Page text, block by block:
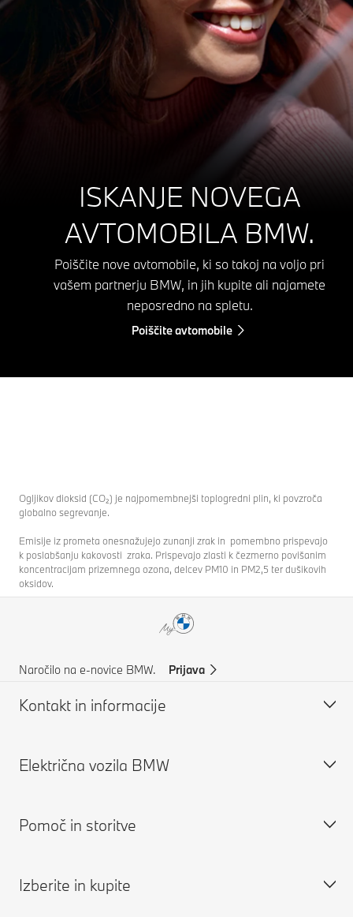
ISKANJE NOVEGA
AVTOMOBILA BMW.
Poiščite nove avtomobile, ki so takoj na voljo pri
vašem partnerju BMW, in jih kupite ali najamete
neposredno na spletu.
Poiščite avtomobile
Ogljikov dioksid (CO₂) je najpomembnejši toplogredni plin, ki povzroča
globalno segrevanje.
Emisije iz prometa onesnažujejo zunanji zrak in pomembno prispevajo
k poslabšanju kakovosti zraka. Prispevajo zlasti k čezmerno povišanim
koncentracijam prizemnega ozona, delcev PM10 in PM2,5 ter dušikovih
oksidov.
Naročilo na e-novice BMW. Prijava
Kontakt in informacije
Pomoč in kontakti
Pogosta vprašanja
Pomoč ob nesreči
Električna vozila BMW
Električna vozila BMW
Polnjenje doma
Pomoč in storitve
Rezervirajte servisni termin
Izberite in kupite